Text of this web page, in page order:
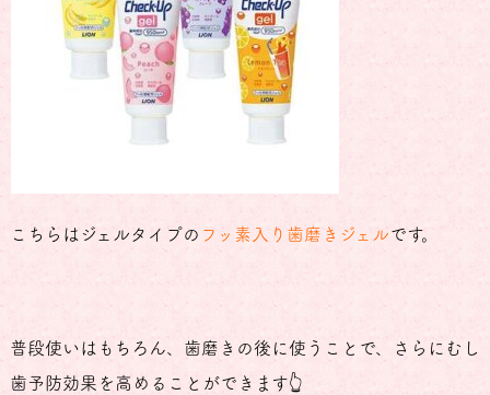
こちらはジェルタイプの フッ素入り歯磨きジェルです。
普段使いはもちろん、歯磨きの後に使うことで、さらにむし
歯予防効果を高めることができます👆